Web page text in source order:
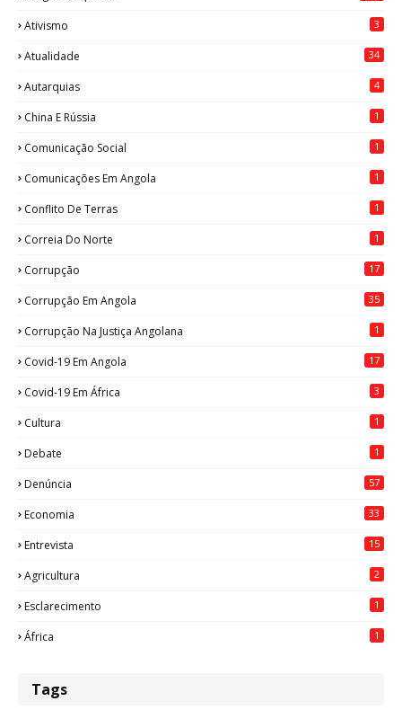
Ativismo 3
Atualidade 34
Autarquias 4
China E Rússia 1
Comunicação Social 1
Comunicações Em Angola 1
Conflito De Terras 1
Correia Do Norte 1
Corrupção 17
Corrupção Em Angola 35
Corrupção Na Justiça Angolana 1
Covid-19 Em Angola 17
Covid-19 Em África 3
Cultura 1
Debate 1
Denúncia 57
Economia 33
Entrevista 15
Agricultura 2
Esclarecimento 1
África 1
Tags